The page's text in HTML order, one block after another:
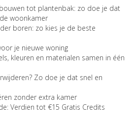
tot plantenbak: zo doe je dat
woonkamer
boren: zo kies je de beste
je nieuwe woning
kleuren en materialen samen in één
Zo doe je dat snel en
zonder extra kamer
Verdien tot €15 Gratis Credits